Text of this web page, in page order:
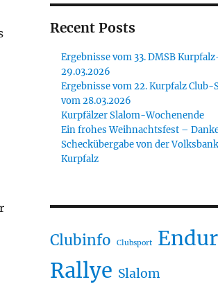
Recent Posts
Ergebnisse vom 33. DMSB
29.03.2026
Ergebnisse vom 22. Kurpfalz Club-
vom 28.03.2026
Kurpfälzer Slalom-Wochenende
Ein frohes Weihnachtsfest –
Scheckübergabe von der Volksbank
Kurpfalz
Clubinfo Clubsport
Rallye Slalom